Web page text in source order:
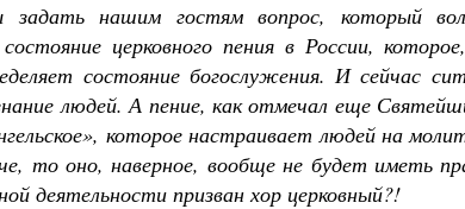
нашим гостям вопрос, который
состояние церковного пения в России,
состояние богослужения. И сейчас
людей. А пение, как отмечал еще
которое настраивает людей на
то оно, наверное, вообще не будет иметь
деятельности призван хор церковный?!